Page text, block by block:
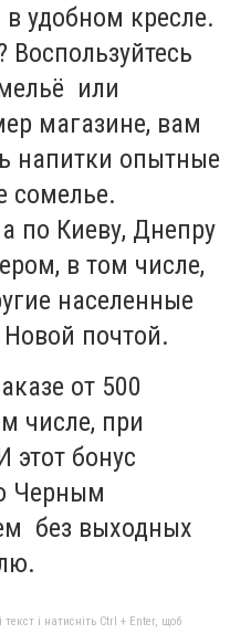
удобном кресле.
Воспользуйтесь
или
магазине, вам
напитки опытные
сомелье.
по Киеву, Днепру
в том числе,
населенные
почтой.
от 500
числе, при
этот бонус
Черным
без выходных
і натисніть Ctrl + Enter, щоб